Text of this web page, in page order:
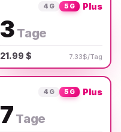
4G 5G Plus
3 Tage
21.99 $ 7.33$/Tag
4G 5G Plus
7 Tage